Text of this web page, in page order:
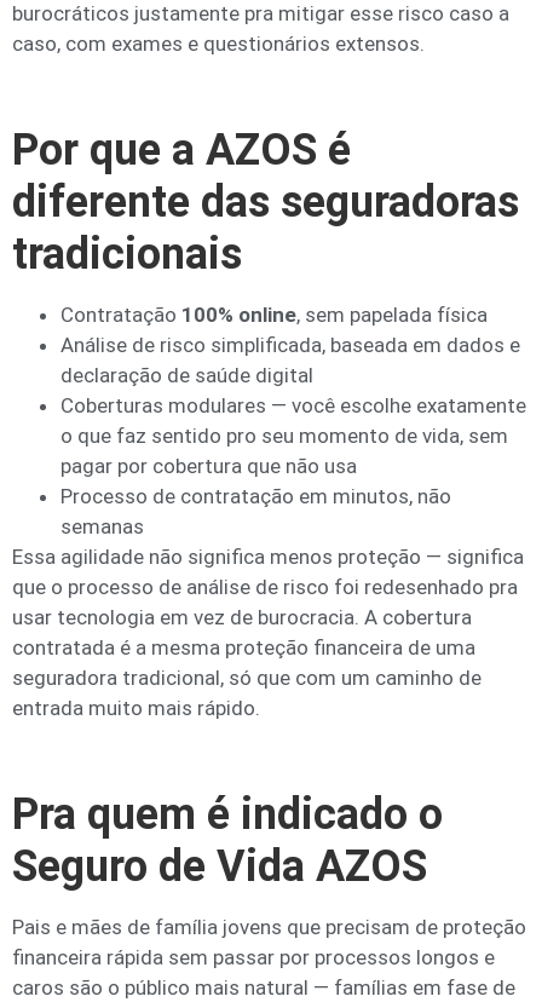
burocráticos justamente pra mitigar esse risco caso a
caso, com exames e questionários extensos.
Por que a AZOS é
diferente das seguradoras
tradicionais
Contratação 100% online, sem papelada física
Análise de risco simplificada, baseada em dados e
declaração de saúde digital
Coberturas modulares — você escolhe exatamente
o que faz sentido pro seu momento de vida, sem
pagar por cobertura que não usa
Processo de contratação em minutos, não
semanas
Essa agilidade não significa menos proteção — significa
que o processo de análise de risco foi redesenhado pra
usar tecnologia em vez de burocracia. A cobertura
contratada é a mesma proteção financeira de uma
seguradora tradicional, só que com um caminho de
entrada muito mais rápido.
Pra quem é indicado o
Seguro de Vida AZOS
Pais e mães de família jovens que precisam de proteção
financeira rápida sem passar por processos longos e
caros são o público mais natural — famílias em fase de